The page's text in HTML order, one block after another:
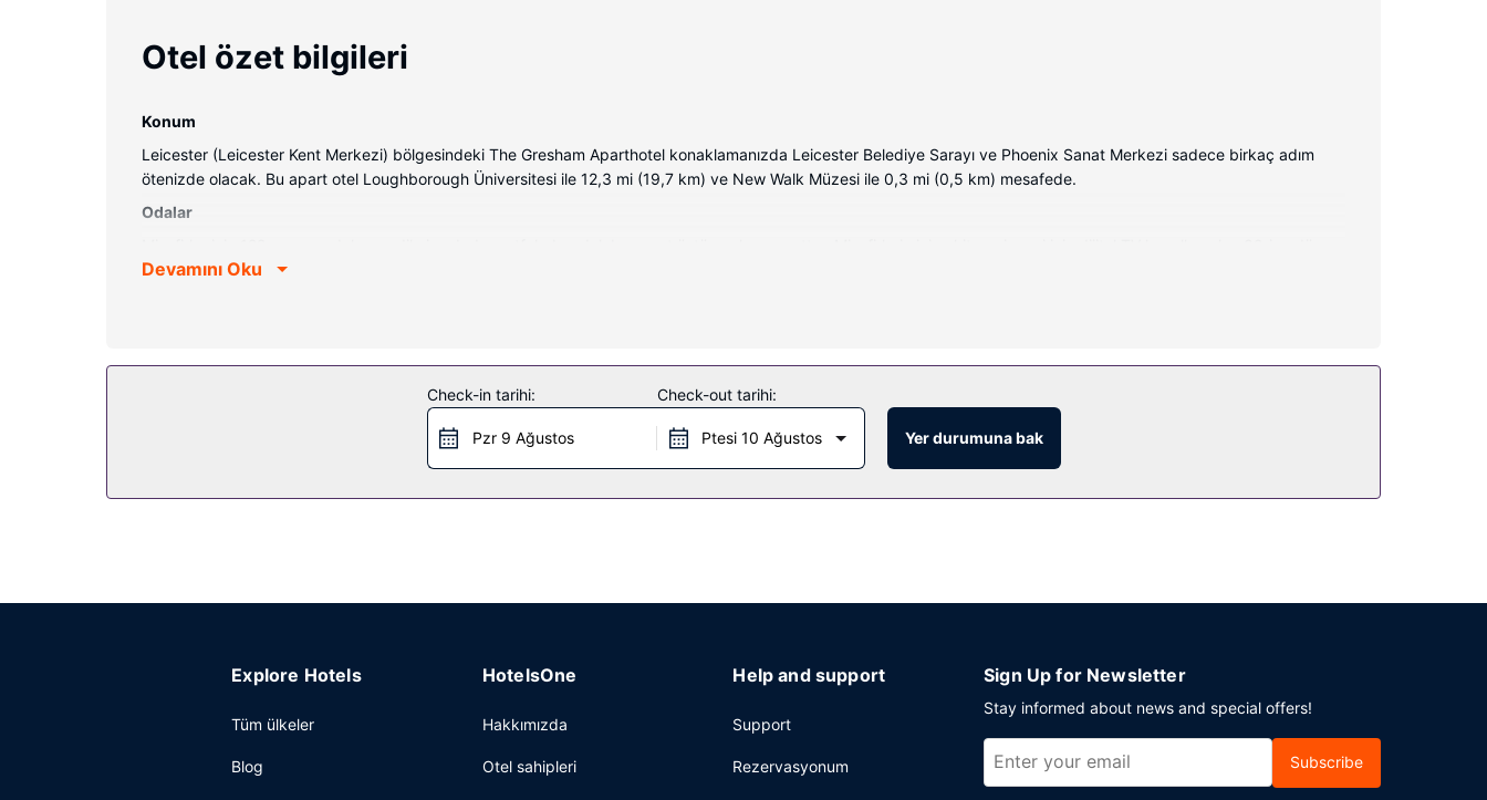
Otel özet bilgileri
Konum
Leicester (Leicester Kent Merkezi) bölgesindeki The Gresham Aparthotel konaklamanızda Leicester Belediye Sarayı ve Phoenix Sanat Merkezi sadece birkaç adım
ötenizde olacak. Bu apart otel Loughborough Üniversitesi ile 12,3 mi (19,7 km) ve New Walk Müzesi ile 0,3 mi (0,5 km) mesafede.
Odalar
ekran televizyon ve ücretsiz kablosuz internet vardır. Misafirlerimize telefon, emanet kasası ve mikrodalga fırın gibi imkânlar ve kolaylıklar sunulmaktadır.
Diğer güzellikler
Misafirler için kuru temizleme/çamaşır yıkama servisi, 24 saat açık resepsiyon ve resepsiyonda emanet kasası mevcuttur.
Devamını Oku
Check-in tarihi:
Pzr 9 Ağustos
Check-out tarihi:
Ptesi 10 Ağustos Yer durumuna bak
Explore Hotels
Tüm ülkeler
Blog
HotelsOne
Hakkımızda
Otel sahipleri
Help and support
Support
Rezervasyonum
Sign Up for Newsletter
Stay informed about news and special offers!
Subscribe